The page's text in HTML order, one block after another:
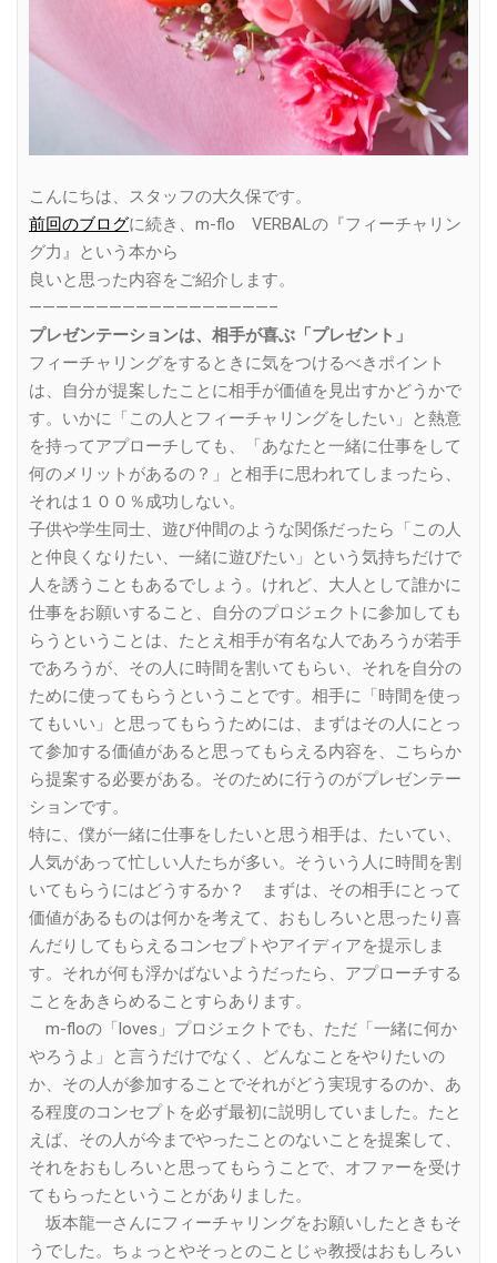
こんにちは、スタッフの大久保です。
前回のブログに続き、m-flo VERBALの『フィーチャリン
グ力』という本から
良いと思った内容をご紹介します。
——————————————————–
プレゼンテーションは、相手が喜ぶ「プレゼント」
フィーチャリングをするときに気をつけるべきポイント
は、自分が提案したことに相手が価値を見出すかどうかで
す。いかに「この人とフィーチャリングをしたい」と熱意
を持ってアプローチしても、「あなたと一緒に仕事をして
何のメリットがあるの？」と相手に思われてしまったら、
それは１００％成功しない。
子供や学生同士、遊び仲間のような関係だったら「この人
と仲良くなりたい、一緒に遊びたい」という気持ちだけで
人を誘うこともあるでしょう。けれど、大人として誰かに
仕事をお願いすること、自分のプロジェクトに参加しても
らうということは、たとえ相手が有名な人であろうが若手
であろうが、その人に時間を割いてもらい、それを自分の
ために使ってもらうということです。相手に「時間を使っ
てもいい」と思ってもらうためには、まずはその人にとっ
て参加する価値があると思ってもらえる内容を、こちらか
ら提案する必要がある。そのために行うのがプレゼンテー
ションです。
特に、僕が一緒に仕事をしたいと思う相手は、たいてい、
人気があって忙しい人たちが多い。そういう人に時間を割
いてもらうにはどうするか？ まずは、その相手にとって
価値があるものは何かを考えて、おもしろいと思ったり喜
んだりしてもらえるコンセプトやアイディアを提示しま
す。それが何も浮かばないようだったら、アプローチする
ことをあきらめることすらあります。
m-floの「loves」プロジェクトでも、ただ「一緒に何か
やろうよ」と言うだけでなく、どんなことをやりたいの
か、その人が参加することでそれがどう実現するのか、あ
る程度のコンセプトを必ず最初に説明していました。たと
えば、その人が今までやったことのないことを提案して、
それをおもしろいと思ってもらうことで、オファーを受け
てもらったということがありました。
坂本龍一さんにフィーチャリングをお願いしたときもそ
うでした。ちょっとやそっとのことじゃ教授はおもしろい